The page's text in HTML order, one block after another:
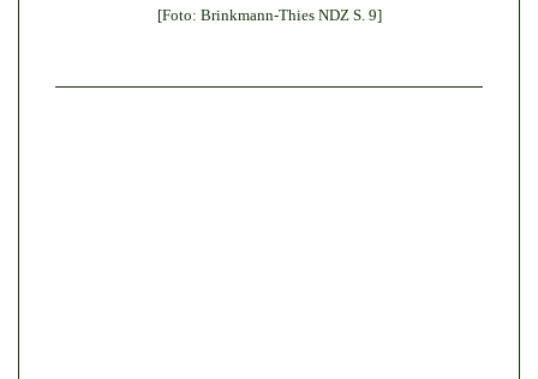
[Foto: Brinkmann-Thies NDZ S. 9]